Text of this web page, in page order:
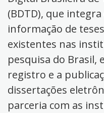
(BDTD), que
informação de
existentes nas
pesquisa do Brasil,
registro e a
dissertações
parceria com as